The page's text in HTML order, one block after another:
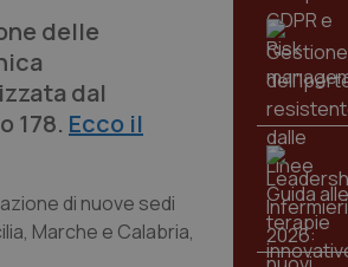
delle
dal
178. Ecco il
di nuove sedi
Marche e Calabria,